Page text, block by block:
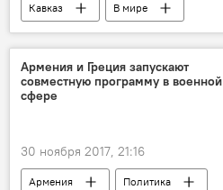
Кавказ В мире
Армения и Греция запускают
совместную программу в военной
сфере
30 ноября 2017, 21:16
Армения Политика